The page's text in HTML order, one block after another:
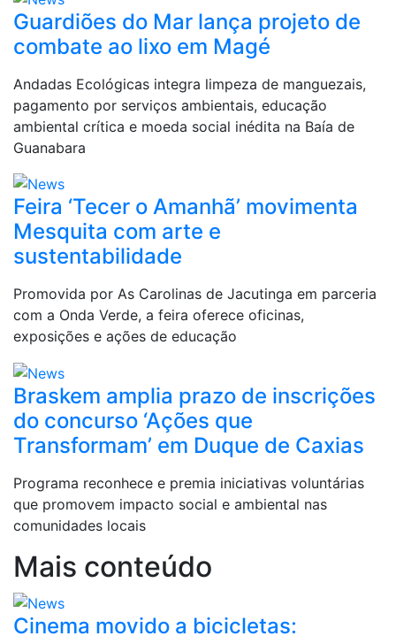
Guardiões do Mar lança projeto de
combate ao lixo em Magé
Andadas Ecológicas integra limpeza de manguezais,
pagamento por serviços ambientais, educação
ambiental crítica e moeda social inédita na Baía de
Guanabara
Feira ‘Tecer o Amanhã’ movimenta
Mesquita com arte e
sustentabilidade
Promovida por As Carolinas de Jacutinga em parceria
com a Onda Verde, a feira oferece oficinas,
exposições e ações de educação
Braskem amplia prazo de inscrições
do concurso ‘Ações que
Transformam’ em Duque de Caxias
Programa reconhece e premia iniciativas voluntárias
que promovem impacto social e ambiental nas
comunidades locais
Mais conteúdo
Cinema movido a bicicletas: